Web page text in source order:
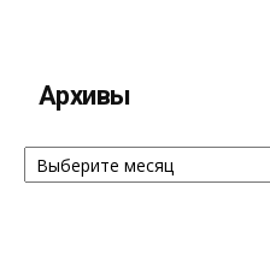
Архивы
Архивы